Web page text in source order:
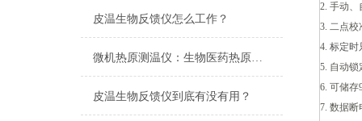
皮温生物反馈仪怎么工作？
微机热原测温仪：生物医药热原检测的精准化升级工具
皮温生物反馈仪到底有没有用？
2. 手动、
3. 二点校
4. 标定时
5. 自动锁
6. 可储存
7. 数据断